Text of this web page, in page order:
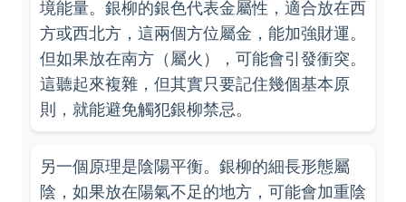
境能量。銀柳的銀色代表金屬性，適合放在西
方或西北方，這兩個方位屬金，能加強財運。
但如果放在南方（屬火），可能會引發衝突。
這聽起來複雜，但其實只要記住幾個基本原
則，就能避免觸犯銀柳禁忌。
另一個原理是陰陽平衡。銀柳的細長形態屬
陰，如果放在陽氣不足的地方，可能會加重陰